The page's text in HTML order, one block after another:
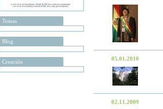
Temas
Blog
Creación 05.01.2010
02.11.2009